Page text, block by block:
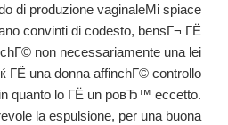
di produzione vaginaleMi spiace
convinti di codesto, bensГ¬ ГЁ
non necessariamente una lei
una donna affinchГ© controllo
quanto lo ГЁ un poвЂ™ eccetto.
la espulsione, per una buona